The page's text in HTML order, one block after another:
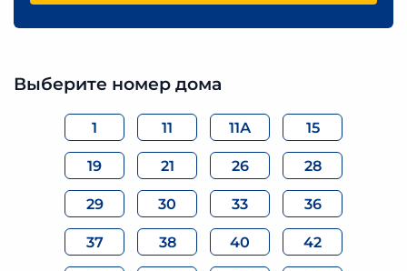
Выберите номер дома
1 11 11А 15
19 21 26 28
29 30 33 36
37 38 40 42